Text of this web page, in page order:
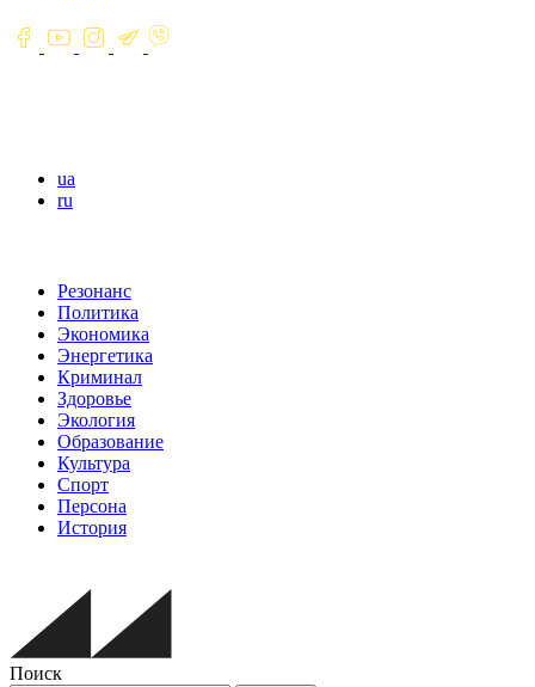
ua
ru
Резонанс
Политика
Экономика
Энергетика
Криминал
Здоровье
Экология
Образование
Культура
Спорт
Персона
История
Поиск